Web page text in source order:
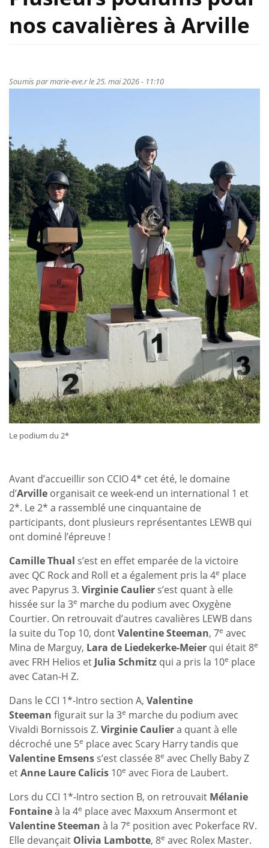
nos cavalières à Arville
Soumis parmarie-eve.rle 25. mai 2026 - 11:10
Le podium du 2*
Avant d’accueillir son CCIO 4* cet été, le domaine
d’Arville organisait ce week-end un international 1 et
2*. Le 2* a rassemblé une cinquantaine de
participants, dont plusieurs représentantes LEWB qui
ont dominé l’épreuve !
Camille Thual s’est en effet emparée de la victoire
avec QC Rock and Roll et a également pris la 4e place
avec Papyrus 3. Virginie Caulier s’est quant à elle
hissée sur la 3e marche du podium avec Oxygène
Courtier. On retrouvait d’autres cavalières LEWB dans
la suite du Top 10, dontValentine Steeman, 7e avec
Mina de Marguy, Lara de Liedekerke-Meier qui était 8e
avec FRH Helios et Julia Schmitz qui a pris la 10e place
avec Catan-H Z.
Dans le CCI 1*-Intro section A, Valentine
Steeman figurait sur la 3e marche du podium avec
Vivaldi Bornissois Z. Virginie Cauliera quant à elle
décroché une 5e place avec Scary Harry tandis que
Valentine Emsens s’est classée 8e avec Chelly Baby Z
etAnne Laure Calicis 10e avec Fiora de Laubert.
Lors du CCI 1*-Intro section B, on retrouvait Mélanie
Fontaineà la 4e place avec Maxxum Ansermont et
Valentine Steeman à la 7e position avec Pokerface RV.
Elle devançait Olivia Lambotte, 8e avec Rolex Master.